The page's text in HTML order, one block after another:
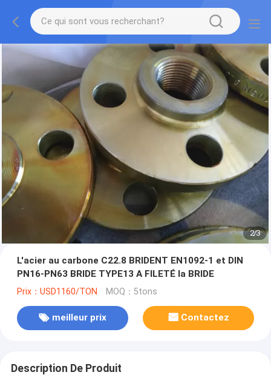
2/3
L'acier au carbone C22.8 BRIDENT EN1092-1 et DIN
PN16-PN63 BRIDE TYPE13 A FILETÉ la BRIDE
Prix：USD1160/TON MOQ：5tons
meilleur prix Contactez
Description De Produit